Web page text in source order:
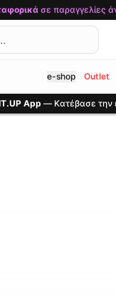
περιεχόμενο
σε παραγγελίες
e-shop Outlet
App — Κατέβασε την